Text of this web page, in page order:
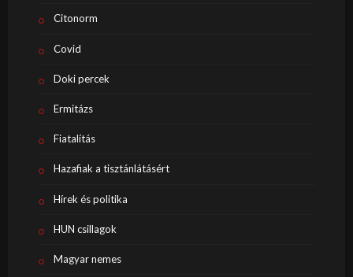
Citonorm
Covid
Doki percek
Ermitázs
Fiatalítás
Hazafiak a tisztánlátásért
Hírek és politika
HUN csillagok
Magyar nemes